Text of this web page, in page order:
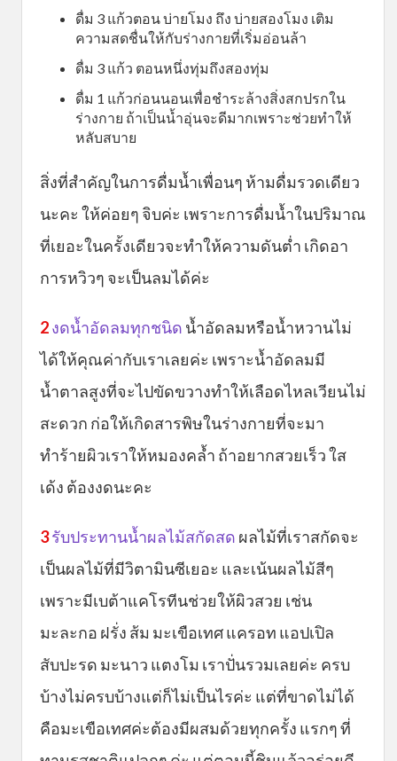
ดื่ม 3 แก้วตอน บ่ายโมง ถึง บ่ายสองโมง เติม
ความสดชื่นให้กับร่างกายที่เริ่มอ่อนล้า
ดื่ม 3 แก้ว ตอนหนึ่งทุ่มถึงสองทุ่ม
ดื่ม 1 แก้วก่อนนอนเพื่อชำระล้างสิ่งสกปรกใน
ร่างกาย ถ้าเป็นน้ำอุ่นจะดีมากเพราะช่วยทำให้
หลับสบาย
สิ่งที่สำคัญในการดื่มน้ำเพื่อนๆ ห้ามดื่มรวดเดียว
นะคะ ให้ค่อยๆ จิบค่ะ เพราะการดื่มน้ำในปริมาณ
ที่เยอะในครั้งเดียวจะทำให้ความดันต่ำ เกิดอา
การหวิวๆ จะเป็นลมได้ค่ะ
2งดน้ำอัดลมทุกชนิด น้ำอัดลมหรือน้ำหวานไม่
ได้ให้คุณค่ากับเราเลยค่ะ เพราะน้ำอัดลมมี
น้ำตาลสูงที่จะไปขัดขวางทำให้เลือดไหลเวียนไม่
สะดวก ก่อให้เกิดสารพิษในร่างกายที่จะมา
ทำร้ายผิวเราให้หมองคล้ำ ถ้าอยากสวยเร็ว ใส
เด้ง ต้องงดนะคะ
3รับประทานน้ำผลไม้สกัดสด ผลไม้ที่เราสกัดจะ
เป็นผลไม้ที่มีวิตามินซีเยอะ และเน้นผลไม้สีๆ
เพราะมีเบต้าแคโรทีนช่วยให้ผิวสวย เช่น
มะละกอ ฝรั่ง ส้ม มะเขือเทศ แครอท แอปเปิล
สับปะรด มะนาว แตงโม เราปั่นรวมเลยค่ะ ครบ
บ้างไม่ครบบ้างแต่ก็ไม่เป็นไรค่ะ แต่ที่ขาดไม่ได้
คือมะเขือเทศค่ะต้องมีผสมด้วยทุกครั้ง แรกๆ ที่